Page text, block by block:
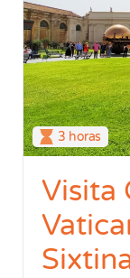
3 horas
Visita